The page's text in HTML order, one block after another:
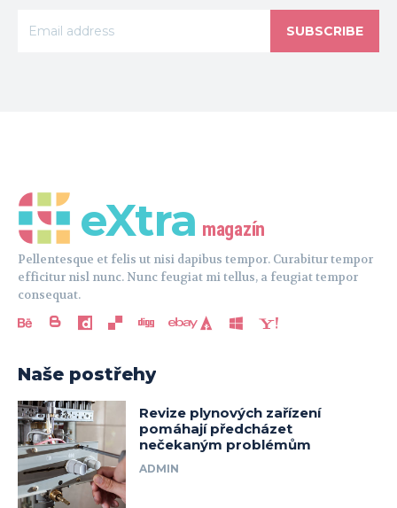
SUBSCRIBE
eXtra magazín
Pellentesque et felis ut nisi dapibus tempor. Curabitur tempor
efficitur nisl nunc. Nunc feugiat mi tellus, a feugiat tempor
consequat.
Naše postřehy
Revize plynových zařízení
pomáhají předcházet
nečekaným problémům
ADMIN